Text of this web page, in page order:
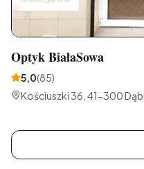
Optyk BiałaSowa
5,0(85)
Kościuszki 36, 41-300